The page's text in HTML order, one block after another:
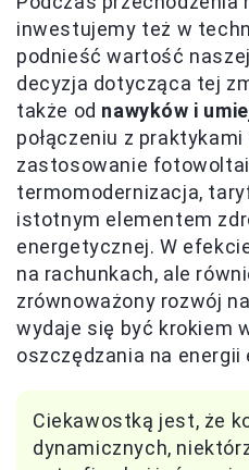
inwestujemy też w
podnieść wartość
decyzja dotycząca tej
także od nawyków i
połączeniu z
zastosowanie
termomodernizacja,
istotnym elementem
energetycznej. W
na rachunkach, ale
zrównoważony rozwój
wydaje się być krokiem
oszczędzania na energii
Ciekawostką jest, że
dynamicznych,